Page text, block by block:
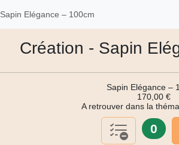
Sapin Elégance – 100cm
Création - Sapin
Sapin Elégance –
170,00 €
A retrouver dans la
0